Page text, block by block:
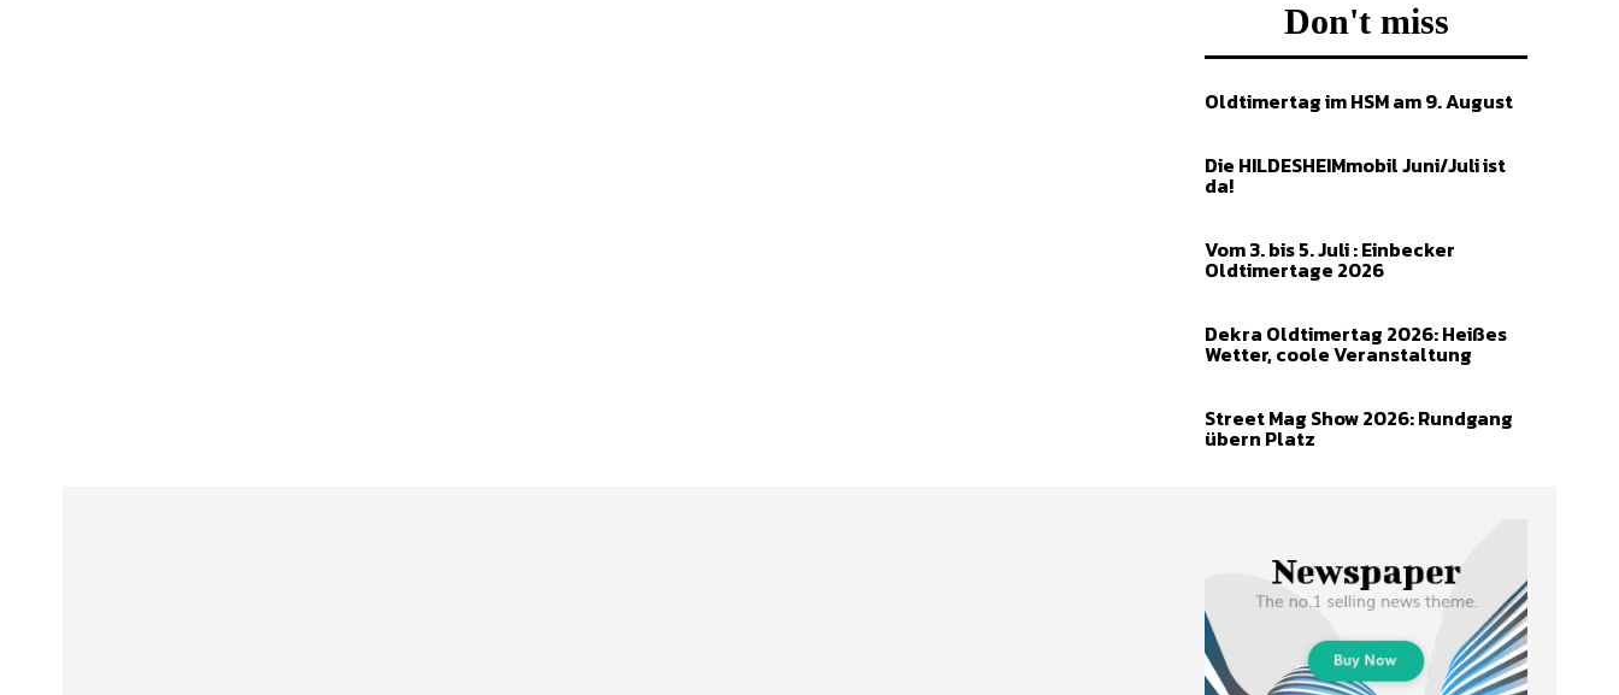
Don't miss
Oldtimertag im HSM am 9. August
Die HILDESHEIMmobil Juni/Juli ist
da!
Vom 3. bis 5. Juli : Einbecker
Oldtimertage 2026
Dekra Oldtimertag 2026: Heißes
Wetter, coole Veranstaltung
Street Mag Show 2026: Rundgang
übern Platz